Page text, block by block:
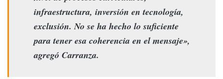
infraestructura, inversión en tecnología,
exclusión. No se ha hecho lo suficiente
para tener esa coherencia en el mensaje»,
agregó Carranza.